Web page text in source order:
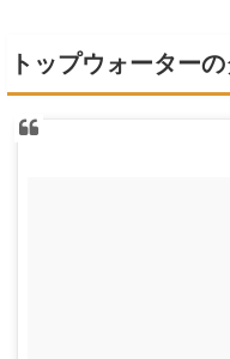
トップウォーター